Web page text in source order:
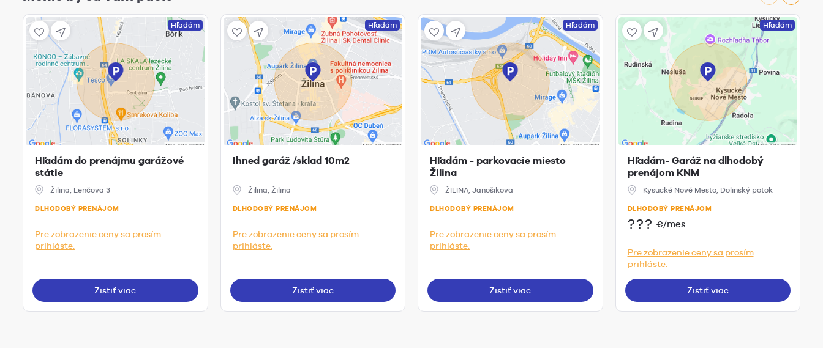
Hľadám
Hľadám do prenájmu garážové
státie
Žilina, Lenčova 3
DLHODOBÝ PRENÁJOM
Pre zobrazenie ceny sa prosím
prihláste.
Zistiť viac
Hľadám
Ihned garáž /sklad 10m2
Žilina, Žilina
DLHODOBÝ PRENÁJOM
Pre zobrazenie ceny sa prosím
prihláste.
Zistiť viac
Hľadám
Hľadám - parkovacie miesto
Žilina
ŽILINA, Janošikova
DLHODOBÝ PRENÁJOM
Pre zobrazenie ceny sa prosím
prihláste.
Zistiť viac
Hľadám
Hľadám- Garáž na dlhodobý
prenájom KNM
Kysucké Nové Mesto, Dolinský potok
DLHODOBÝ PRENÁJOM
??? €/mes.
Pre zobrazenie ceny sa prosím
prihláste.
Zistiť viac